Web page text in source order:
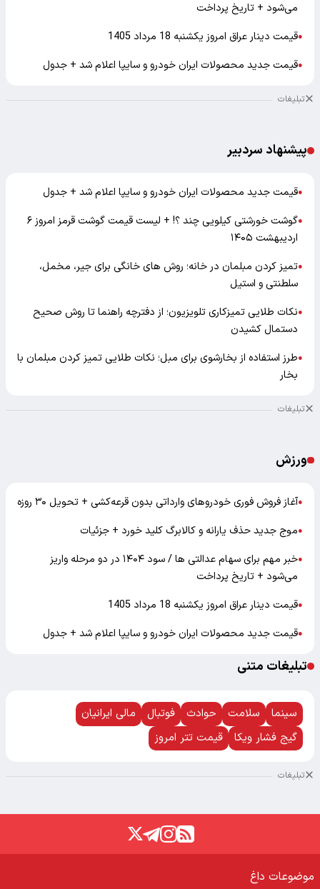
می‌شود + تاریخ پرداخت
●قیمت دینار عراق امروز یکشنبه 18 مرداد 1405
●قیمت جدید محصولات ایران خودرو و سایپا اعلام شد + جدول
تبلیغات
پیشنهاد سردبیر
●قیمت جدید محصولات ایران خودرو و سایپا اعلام شد + جدول
●
گوشت خورشتی کیلویی چند ؟! + لیست قیمت گوشت قرمز امروز ۶
اردیبهشت ۱۴۰۵
●تمیز کردن مبلمان در خانه؛ روش های خانگی برای جیر، مخمل،
سلطنتی و استیل
●نکات طلایی تمیزکاری تلویزیون؛ از دفترچه راهنما تا روش صحیح
دستمال کشیدن
●طرز استفاده از بخارشوی برای مبل؛ نکات طلایی تمیز کردن مبلمان با
بخار
تبلیغات
ورزش
●آغاز فروش فوری خودروهای وارداتی بدون قرعه‌کشی + تحویل ۳۰ روزه
●موج جدید حذف یارانه و کالابرگ کلید خورد + جزئیات
●
خبر مهم برای سهام عدالتی ها / سود ۱۴۰۴ در دو مرحله واریز
می‌شود + تاریخ پرداخت
●قیمت دینار عراق امروز یکشنبه 18 مرداد 1405
●قیمت جدید محصولات ایران خودرو و سایپا اعلام شد + جدول
تبلیغات متنی
سینما سلامت حوادث فوتبال
مالی ایرانیان
گیج فشار ویکا
قیمت تتر امروز
تبلیغات
موضوعات داغ